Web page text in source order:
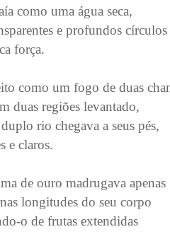
como uma água seca,
e profundos círculos
força.
como um fogo de duas
duas regiões levantado,
rio chegava a seus pés,
e claros.
de ouro madrugava apenas
longitudes do seu corpo
o de frutas extendidas